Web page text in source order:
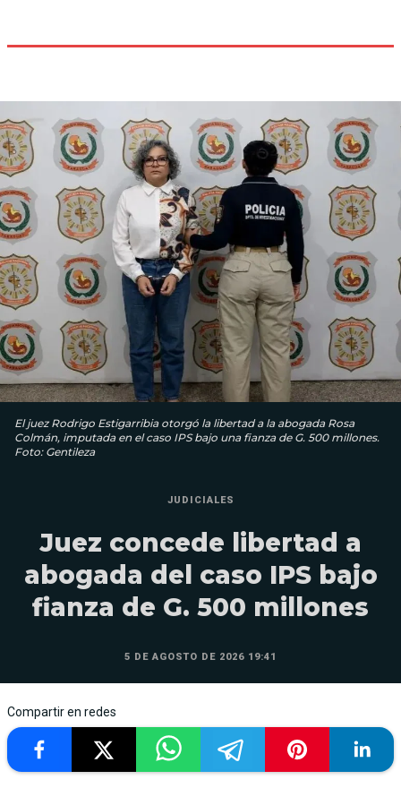
El juez Rodrigo Estigarribia otorgó la libertad a la abogada Rosa
Colmán, imputada en el caso IPS bajo una fianza de G. 500 millones.
Foto: Gentileza
JUDICIALES
Juez concede libertad a
abogada del caso IPS bajo
fianza de G. 500 millones
5 DE AGOSTO DE 2026 19:41
Compartir en redes